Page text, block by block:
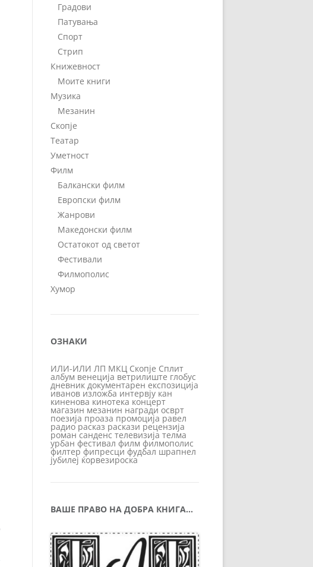
Градови
Патувања
Спорт
Стрип
Книжевност
Моите книги
Музика
Мезанин
Скопје
Театар
Уметност
Филм
Балкански филм
Европски филм
Жанрови
Македонски филм
Остатокот од светот
Фестивали
Филмополис
Хумор
ОЗНАКИ
ИЛИ-ИЛИ ЛП МКЦ Скопје Сплит
албум венеција ветрилиште глобус
дневник документарен експозиција
иванов изложба интервју кан
киненова кинотека концерт
магазин мезанин награди осврт
поезија проаза промоција равел
радио расказ раскази рецензија
роман санденс телевизија телма
урбан фестивал филм филмополис
филтер фипресци фудбал шрапнел
јубилеј ќорвезироска
ВАШЕ ПРАВО НА ДОБРА КНИГА…